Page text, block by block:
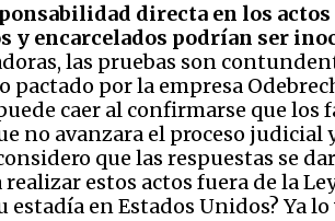
directa en los
y encarcelados podrían ser
las pruebas son
pactado por la empresa
caer al confirmarse que los
no avanzara el proceso judicial
que las respuestas se
estos actos fuera de la
en Estados Unidos? Ya lo